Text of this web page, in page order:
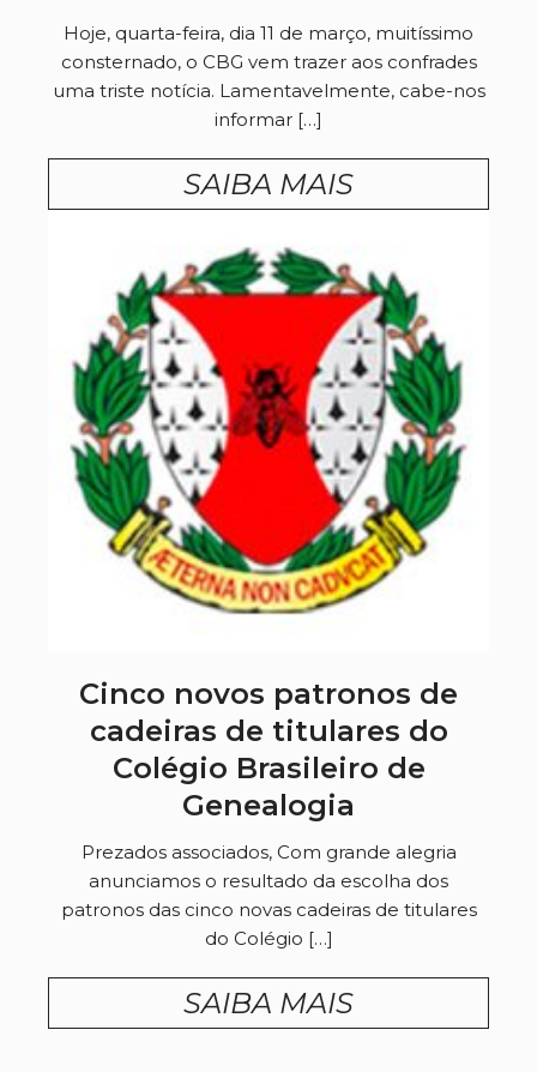
Hoje, quarta-feira, dia 11 de março, muitíssimo
consternado, o CBG vem trazer aos confrades
uma triste notícia. Lamentavelmente, cabe-nos
informar […]
SAIBA MAIS
Cinco novos patronos de
cadeiras de titulares do
Colégio Brasileiro de
Genealogia
Prezados associados, Com grande alegria
anunciamos o resultado da escolha dos
patronos das cinco novas cadeiras de titulares
do Colégio […]
SAIBA MAIS